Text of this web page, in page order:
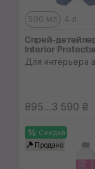
500 мл 4 л
Спрей-
Interior
Для интерьера
895...3 590 ₴
Скидка
Продано